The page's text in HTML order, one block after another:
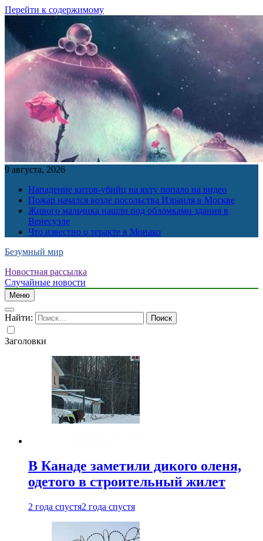
Перейти к содержимому
9 августа, 2026
Нападение китов-убийц на яхту попало на видео
Пожар начался возле посольства Израиля в Москве
Живого мальчика нашли под обломками здания в
Венесуэле
Что известно о теракте в Монако
Безумный мир
Новостная рассылка
Случайные новости
Меню
Найти:
Заголовки
В Канаде заметили дикого оленя,
одетого в строительный жилет
2 года спустя2 года спустя